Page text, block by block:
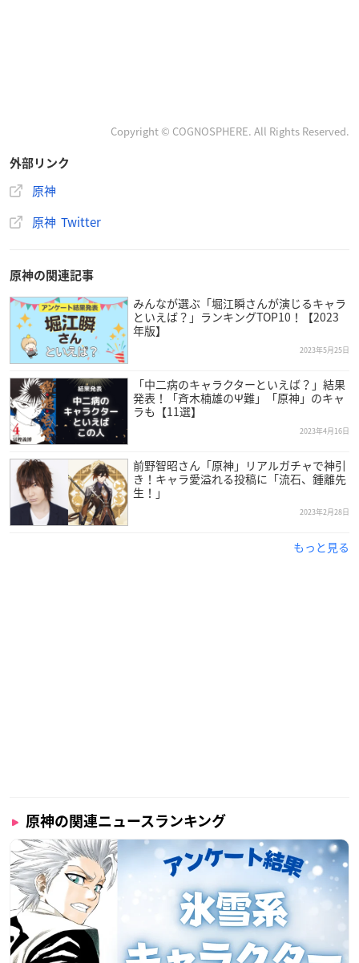
Copyright © COGNOSPHERE. All Rights Reserved.
外部リンク
原神
原神 Twitter
原神の関連記事
みんなが選ぶ「堀江瞬さんが演じるキャラ
といえば？」ランキングTOP10！【2023
年版】
2023年5月25日
「中二病のキャラクターといえば？」結果
発表！「斉木楠雄のΨ難」「原神」のキャ
ラも【11選】
2023年4月16日
前野智昭さん「原神」リアルガチャで神引
き！キャラ愛溢れる投稿に「流石、鍾離先
生！」
2023年2月28日
もっと見る
原神の関連ニュースランキング